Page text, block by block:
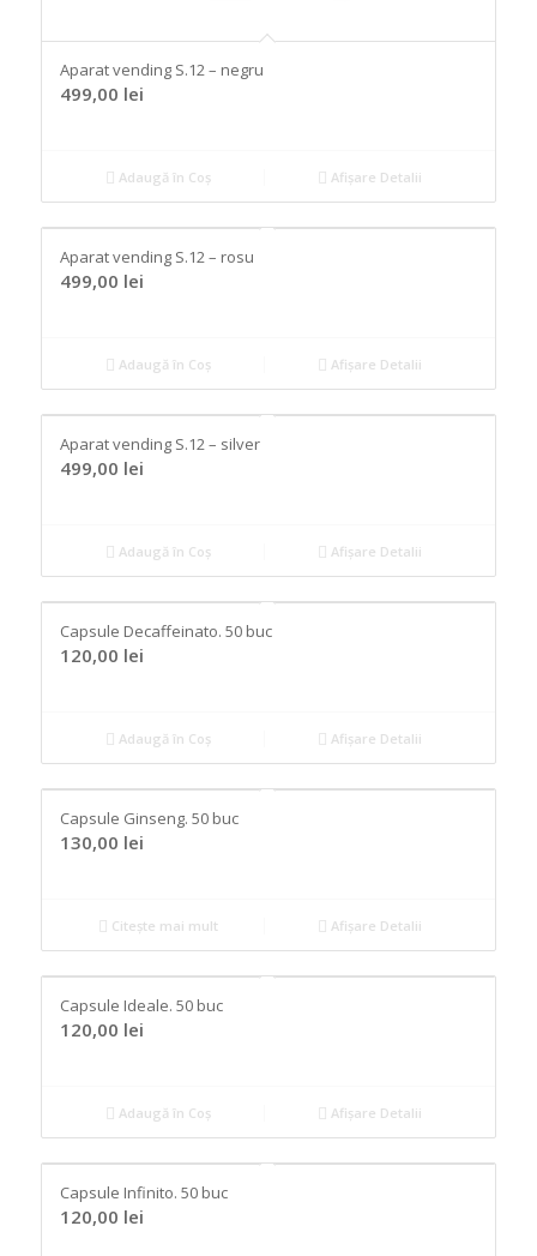
Aparat vending S.12 – negru
499,00 lei
Adaugă în Coș Afișare Detalii
Aparat vending S.12 – rosu
499,00 lei
Adaugă în Coș Afișare Detalii
Aparat vending S.12 – silver
499,00 lei
Adaugă în Coș Afișare Detalii
Capsule Decaffeinato. 50 buc
120,00 lei
Adaugă în Coș Afișare Detalii
Capsule Ginseng. 50 buc
130,00 lei
Citește mai mult Afișare Detalii
Capsule Ideale. 50 buc
120,00 lei
Adaugă în Coș Afișare Detalii
Capsule Infinito. 50 buc
120,00 lei